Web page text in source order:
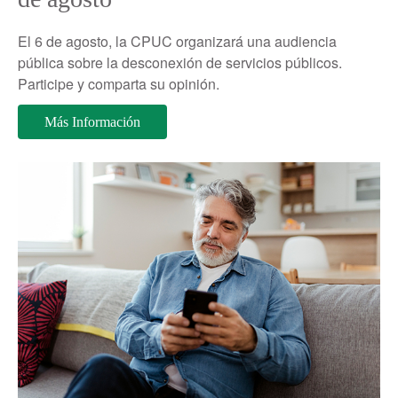
El 6 de agosto, la CPUC organizará una audiencia
pública sobre la desconexión de servicios públicos.
Participe y comparta su opinión.
Más Información